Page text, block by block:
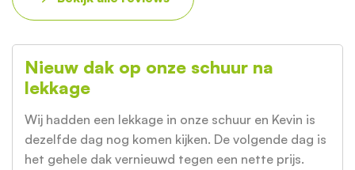
Nieuw dak op onze schuur na
lekkage
Wij hadden een lekkage in onze schuur en Kevin is
dezelfde dag nog komen kijken. De volgende dag is
het gehele dak vernieuwd tegen een nette prijs.